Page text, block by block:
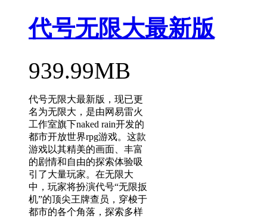
代号无限大最新版
939.99MB
代号无限大最新版，现已更
名为无限大，是由网易雷火
工作室旗下naked rain开发的
都市开放世界rpg游戏。这款
游戏以其精美的画面、丰富
的剧情和自由的探索体验吸
引了大量玩家。在无限大
中，玩家将扮演代号“无限扳
机”的顶尖王牌查员，穿梭于
都市的各个角落，探索多样